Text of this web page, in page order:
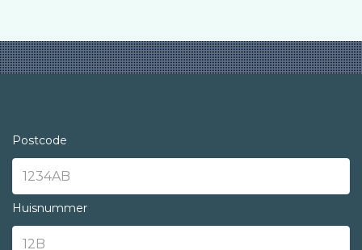
Postcode
Huisnummer